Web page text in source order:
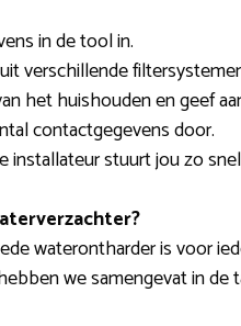
in de tool in.
verschillende
het huishouden en geef
contactgegevens door.
installateur stuurt jou zo
waterontharder is voor
we samengevat in de